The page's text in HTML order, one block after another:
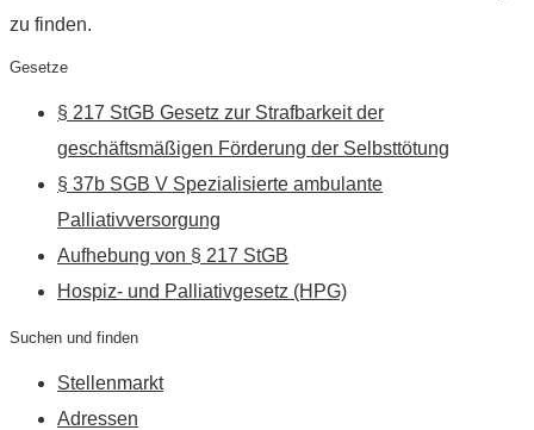
zu finden.
Gesetze
§ 217 StGB Gesetz zur Strafbarkeit der
geschäftsmäßigen Förderung der Selbsttötung
§ 37b SGB V Spezialisierte ambulante
Palliativversorgung
Aufhebung von § 217 StGB
Hospiz- und Palliativgesetz (HPG)
Suchen und finden
Stellenmarkt
Adressen